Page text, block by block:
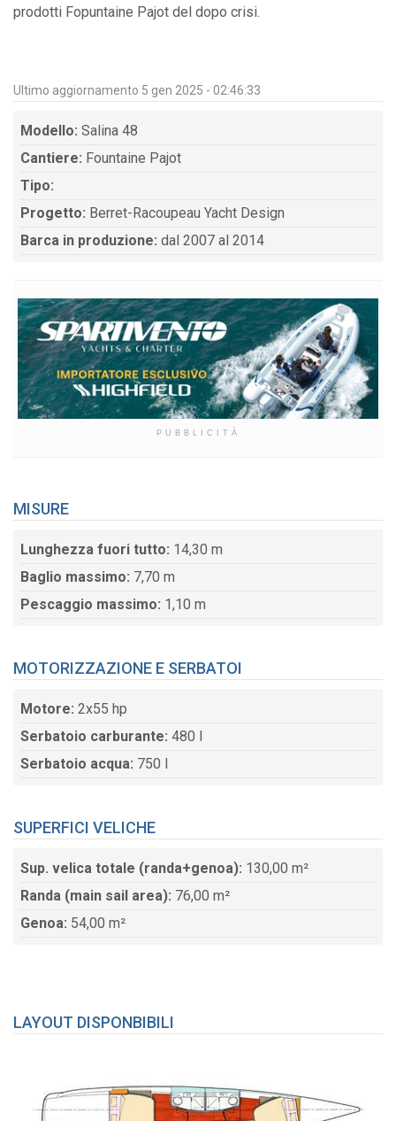
prodotti Fopuntaine Pajot del dopo crisi.
Ultimo aggiornamento 5 gen 2025 - 02:46:33
Modello: Salina 48
Cantiere: Fountaine Pajot
Tipo:
Progetto: Berret-Racoupeau Yacht Design
Barca in produzione:
dal 2007 al 2014
PUBBLICITÀ
MISURE
Lunghezza fuori tutto: 14,30 m
Baglio massimo: 7,70 m
Pescaggio massimo: 1,10 m
MOTORIZZAZIONE E SERBATOI
Motore: 2x55 hp
Serbatoio carburante: 480 l
Serbatoio acqua: 750 l
SUPERFICI VELICHE
Sup. velica totale (randa+genoa): 130,00 m²
Randa (main sail area): 76,00 m²
Genoa: 54,00 m²
LAYOUT DISPONBIBILI